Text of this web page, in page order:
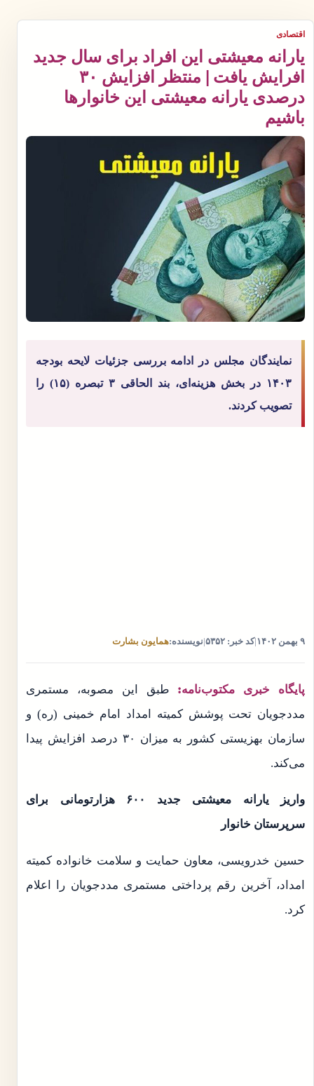
اقتصادی
یارانه معیشتی این افراد برای سال جدید
افرایش یافت | منتظر افزایش ۳۰
درصدی یارانه معیشتی این خانوارها
باشیم
نمایندگان مجلس در ادامه بررسی جزئیات لایحه بودجه
۱۴۰۳ در بخش هزینه‌ای، بند الحاقی ۳ تبصره (۱۵) را
تصویب کردند.
۹ بهمن ۱۴۰۲ |کد خبر: ۵۳۵۲ نویسنده:همایون بشارت
پایگاه خبری مکتوب‌نامه: طبق این مصوبه، مستمری
مددجویان تحت پوشش کمیته امداد امام خمینی (ره) و
سازمان بهزیستی کشور به میزان ۳۰ درصد افزایش پیدا
می‌کند.
واریز یارانه معیشتی جدید ۶۰۰ هزارتومانی برای
سرپرستان خانوار
حسین خدرویسی، معاون حمایت و سلامت خانواده کمیته
امداد، آخرین رقم پرداختی مستمری مددجویان را اعلام
کرد.